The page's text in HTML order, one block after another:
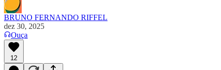
BRUNO FERNANDO RIFFEL
dez 30, 2025
Ouça
12